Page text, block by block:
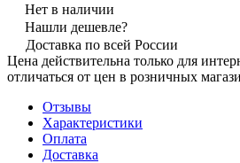
Нет в наличии
Нашли дешевле?
Доставка по всей России
Цена действительна только для
отличаться от цен в розничных
Отзывы
Характеристики
Оплата
Доставка